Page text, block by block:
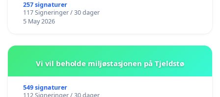
257 signaturer
117 Signeringer / 30 dager
5 May 2026
Vi vil beholde miljøstasjonen på Tjeldstø
549 signaturer